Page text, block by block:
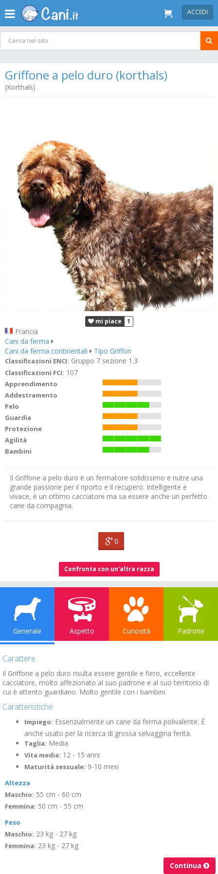
ACCEDI
Griffone a pelo duro (korthals)
(Korthals)
mi piace 1
Francia
Cani da ferma
Cani da ferma continentali
Tipo Griffon
Classificazioni ENCI: Gruppo 7 sezione 1.3
Classificazioni FCI: 107
Apprendimento
Addestramento
Pelo
Guardia
Protezione
Agilità
Bambini
Il Griffone a pelo duro è un fermatore solidissimo e nutre una
grande passione per il riporto e il recupero. Intelligente e
vivace, è un ottimo cacciatore ma sa essere anche un perfetto
cane da compagnia.
0
Confronta con un'altra razza
Generale Aspetto Curiosità Padrone
Carattere:
Il Griffone a pelo duro risulta essere gentile e fiero, eccellente
cacciatore, molto affezionato al suo padrone e al suo territorio di
cui è attento guardiano. Molto gentile con i bambini.
Caratteristiche
Impiego: Essenzialmente un cane da ferma polivalente. È
anche usato per la ricerca di grossa selvaggina ferita.
Taglia: Media
Vita media: 12 - 15 anni
Maturità sessuale: 9-10 mesi
Altezza
Maschio: 55 cm - 60 cm
Femmina: 50 cm - 55 cm
Peso
Maschio: 23 kg - 27 kg
Femmina: 23 kg - 27 kg
Continua